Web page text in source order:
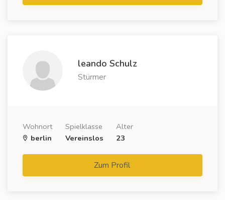
leando Schulz
Stürmer
Wohnort
berlin
Spielklasse
Vereinslos
Alter
23
Zum Profil